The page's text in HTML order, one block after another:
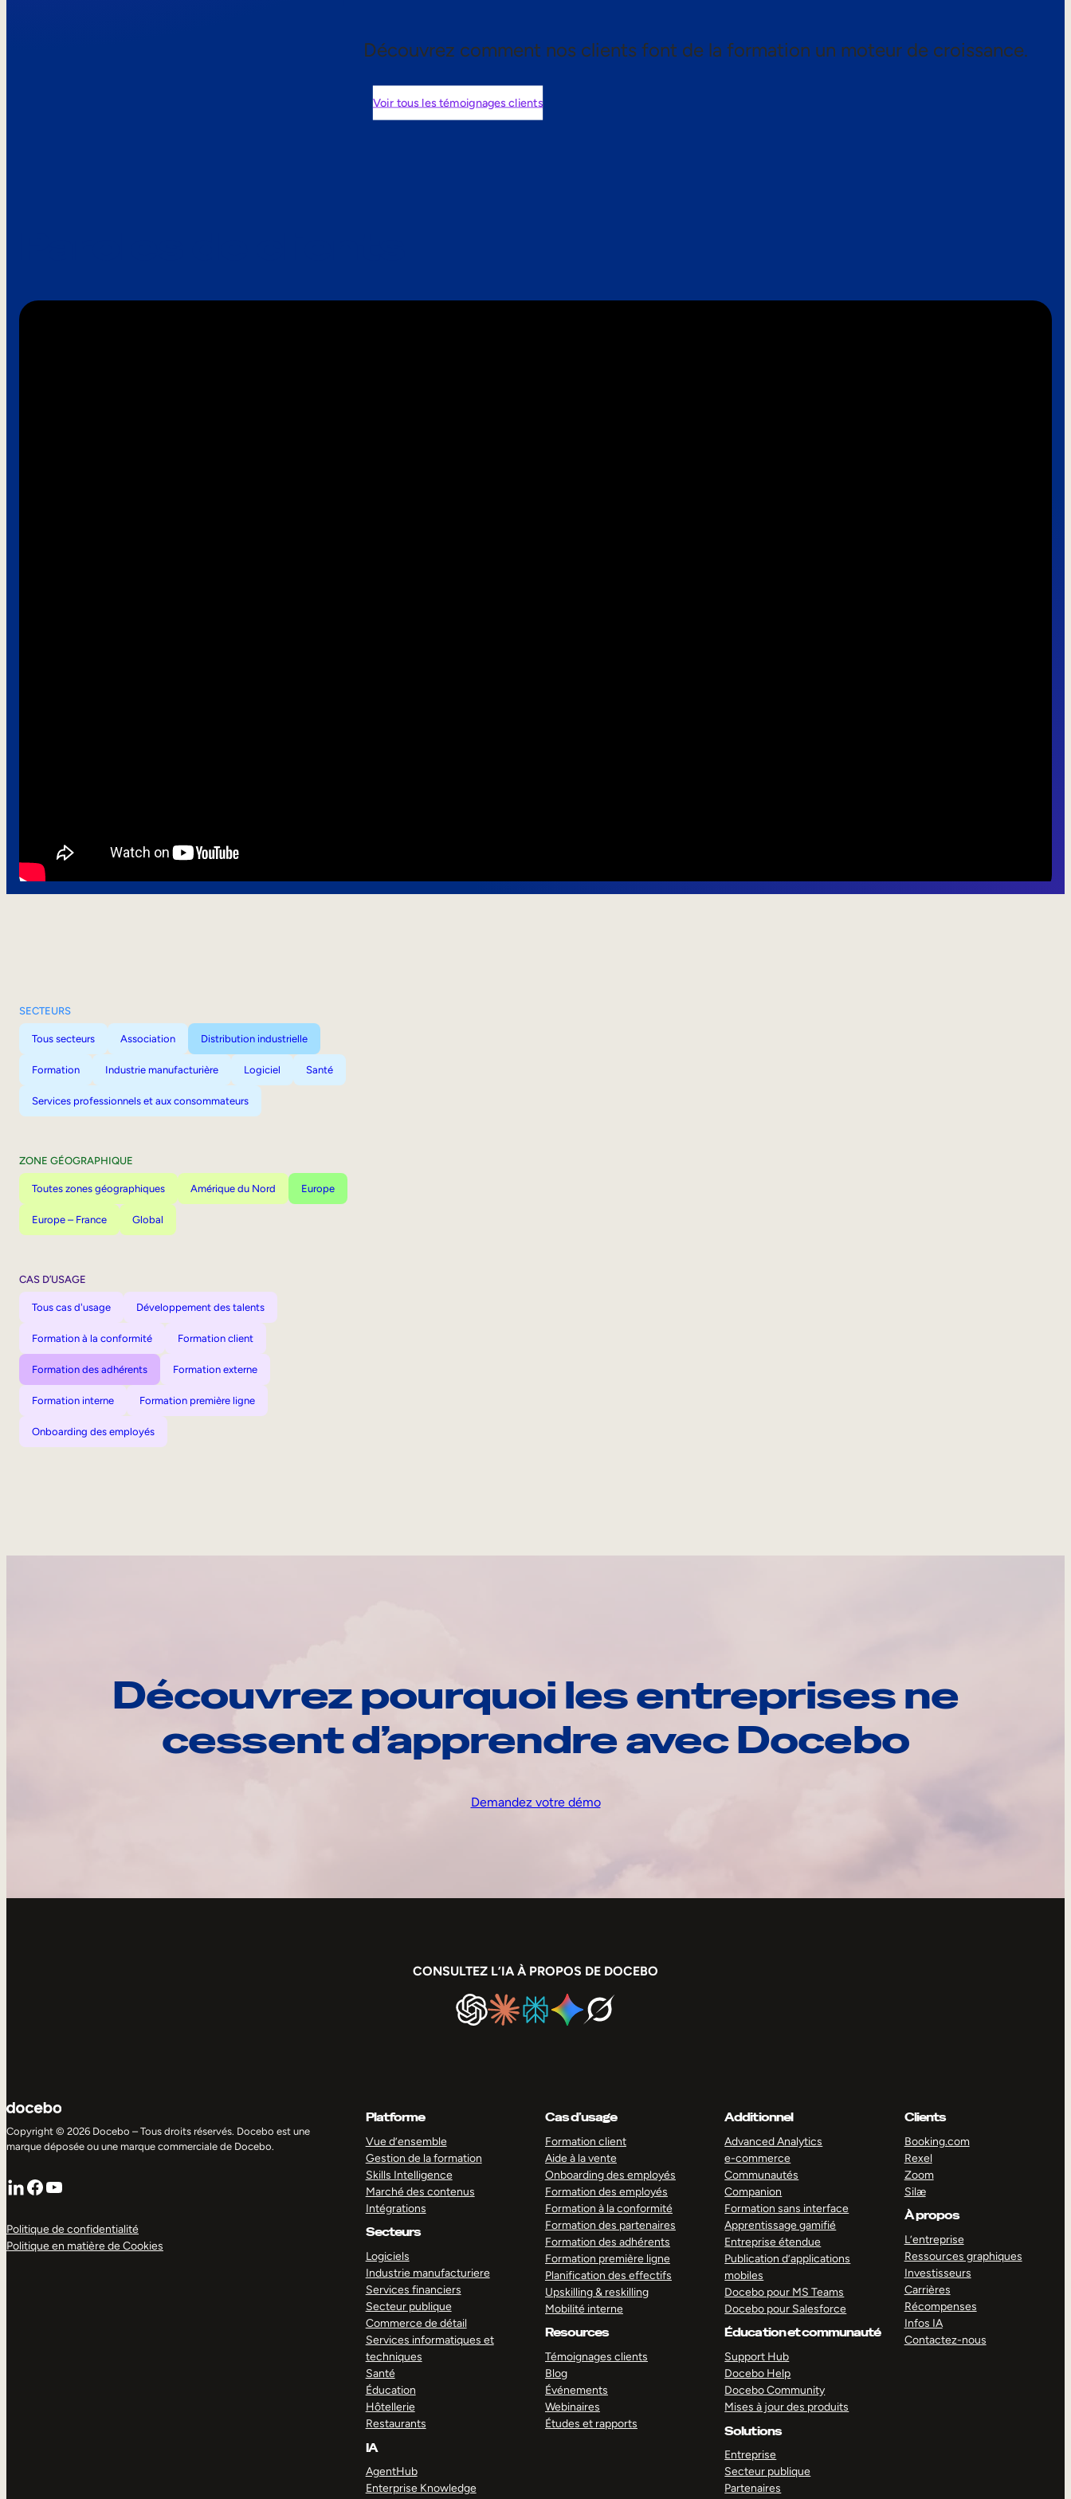
Découvrez comment nos clients font de la formation un moteur de croissance.
Voir tous les témoignages clients
SECTEURS
Tous secteurs Association Distribution industrielle
Formation Industrie manufacturière Logiciel Santé
Services professionnels et aux consommateurs
ZONE GÉOGRAPHIQUE
Toutes zones géographiques Amérique du Nord Europe
Europe – France Global
CAS D’USAGE
Tous cas d'usage Développement des talents
Formation à la conformité Formation client
Formation des adhérents Formation externe
Formation interne Formation première ligne
Onboarding des employés
Découvrez pourquoi les entreprises ne
cessent d’apprendre avec Docebo
Demandez votre démo
CONSULTEZ L’IA À PROPOS DE DOCEBO
Copyright © 2026 Docebo – Tous droits réservés. Docebo est une
marque déposée ou une marque commerciale de Docebo.
LinkedIn
Facebook
YouTube
Politique de confidentialité
Politique en matière de Cookies
Platforme
Vue d’ensemble
Gestion de la formation
Skills Intelligence
Marché des contenus
Intégrations
Secteurs
Logiciels
Industrie manufacturiere
Services financiers
Secteur publique
Commerce de détail
Services informatiques et
techniques
Santé
Éducation
Hôtellerie
Restaurants
IA
AgentHub
Enterprise Knowledge
Cas d’usage
Formation client
Aide à la vente
Onboarding des employés
Formation des employés
Formation à la conformité
Formation des partenaires
Formation des adhérents
Formation première ligne
Planification des effectifs
Upskilling & reskilling
Mobilité interne
Resources
Témoignages clients
Blog
Événements
Webinaires
Études et rapports
Additionnel
Advanced Analytics
e-commerce
Communautés
Companion
Formation sans interface
Apprentissage gamifié
Entreprise étendue
Publication d’applications
mobiles
Docebo pour MS Teams
Docebo pour Salesforce
Éducation et communauté
Support Hub
Docebo Help
Docebo Community
Mises à jour des produits
Solutions
Entreprise
Secteur publique
Partenaires
Clients
Booking.com
Rexel
Zoom
Silæ
À propos
L’entreprise
Ressources graphiques
Investisseurs
Carrières
Récompenses
Infos IA
Contactez-nous